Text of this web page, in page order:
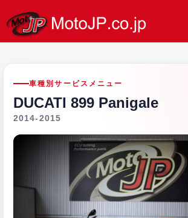
車種別サービスメニュー
DUCATI 899 Panigale
2014-2015